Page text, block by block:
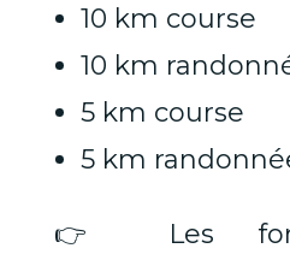
10 km course
10 km
5 km course
5 km
👉 Les